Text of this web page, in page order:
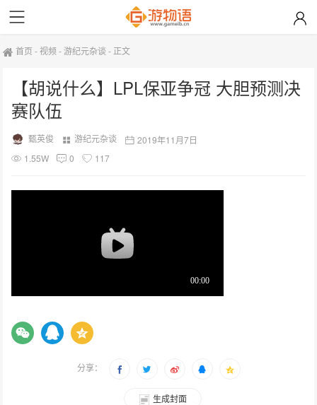
首页 -视频-游纪元杂谈 - 正文
【胡说什么】LPL保亚争冠 大胆预测决
赛队伍
甄英俊 游纪元杂谈
2019年11月7日
1.55W
0 117
分享：
生成封面